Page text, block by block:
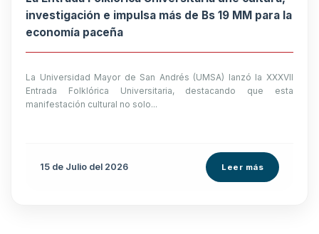
investigación e impulsa más de Bs 19 MM para la
economía paceña
La Universidad Mayor de San Andrés (UMSA) lanzó la XXXVII
Entrada Folklórica Universitaria, destacando que esta
manifestación cultural no solo...
15 de Julio del 2026 Leer más